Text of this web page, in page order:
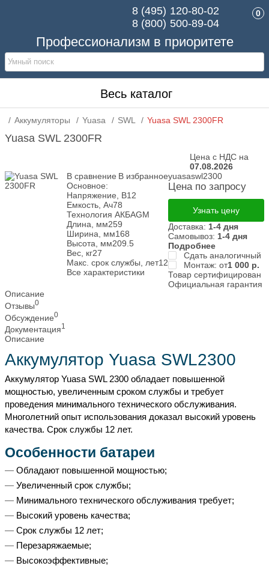
Профессионализм в приоритете
8 (495) 120-80-02
8 (800) 500-89-04
0
Весь каталог
Аккумуляторы Yuasa SWL Yuasa SWL 2300FR
Yuasa SWL 2300FR
Цена с НДС на
07.08.2026
В сравнение В избранное
Основное:
Напряжение, В12
Емкость, Ач78
Технология АКБAGM
Длина, мм259
Ширина, мм168
Высота, мм209.5
Вес, кг27
Макс. срок службы, лет12
Все характеристики
yuasaswl2300
Цена по запросу
Узнать цену
Доставка: 1-4 дня
Самовывоз: 1-4 дня
Подробнее
Сдать аналогичный
Монтаж: от1 000 р.
Товар сертифицирован
Официальная гарантия
Описание
Отзывы0
Обсуждение0
Документация1
Описание
Аккумулятор Yuasa SWL2300
Аккумулятор Yuasa SWL 2300 обладает повышенной
мощностью, увеличенным сроком службы и требует
проведения минимального технического обслуживания.
Многолетний опыт использования доказал высокий уровень
качества. Срок службы 12 лет.
Особенности батареи
Обладают повышенной мощностью;
Увеличенный срок службы;
Минимального технического обслуживания требует;
Высокий уровень качества;
Срок службы 12 лет;
Перезаряжаемые;
Высокоэффективные;